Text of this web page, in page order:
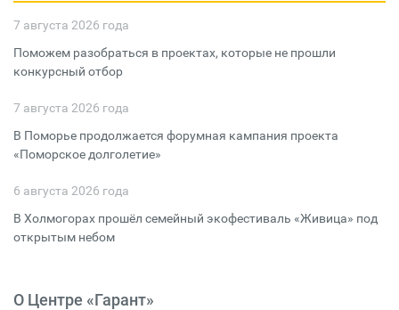
7 августа 2026 года
Поможем разобраться в проектах, которые не прошли
конкурсный отбор
7 августа 2026 года
В Поморье продолжается форумная кампания проекта
«Поморское долголетие»
6 августа 2026 года
В Холмогорах прошёл семейный экофестиваль «Живица» под
открытым небом
О Центре «Гарант»